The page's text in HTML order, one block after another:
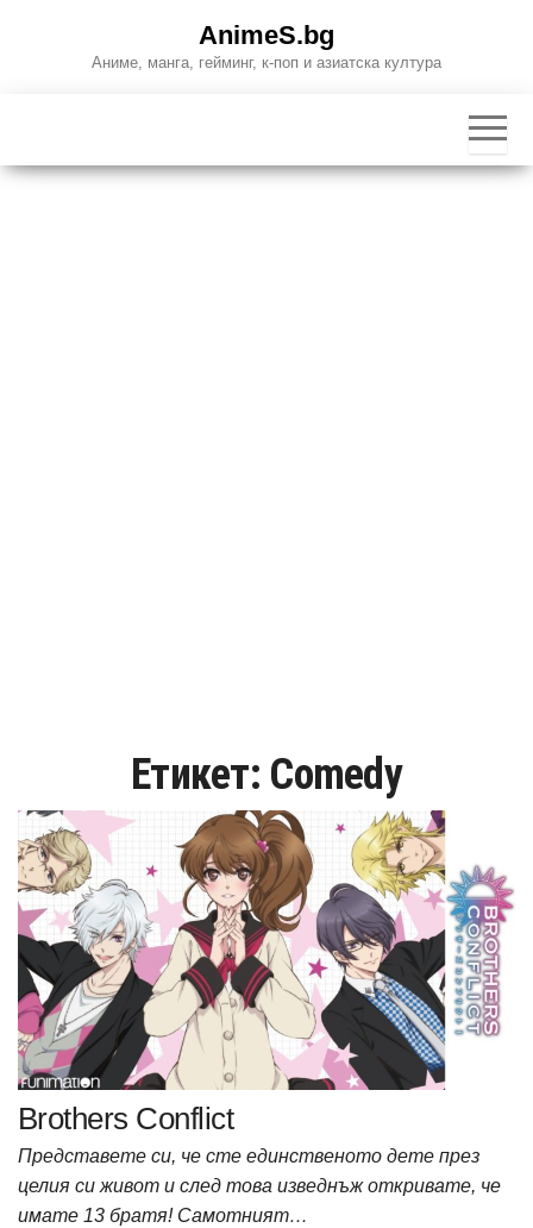
AnimeS.bg
Аниме, манга, гейминг, к-поп и азиатска култура
Етикет: Comedy
Brothers Conflict
Представете си, че сте единственото дете през
целия си живот и след това изведнъж откривате, че
имате 13 братя! Самотният…